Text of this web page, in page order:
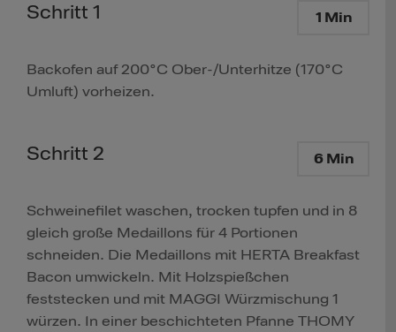
Schritt 1 1 Min
Backofen auf 200°C Ober-/Unterhitze (170°C
Umluft) vorheizen.
Schritt 2 6 Min
Schweinefilet waschen, trocken tupfen und in 8
gleich große Medaillons für 4 Portionen
schneiden. Die Medaillons mit HERTA Breakfast
Bacon umwickeln. Mit Holzspießchen
feststecken und mit MAGGI Würzmischung 1
würzen. In einer beschichteten Pfanne THOMY